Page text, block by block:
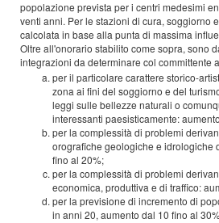
popolazione prevista per i centri medesimi
venti anni. Per le stazioni di cura, soggiorno
calcolata in base alla punta di massima
Oltre all'onorario stabilito come sopra, sono
integrazioni da determinare col committente
per il particolare carattere storico-
zona ai fini del soggiorno e del
leggi sulle bellezze naturali o
interessanti paesisticamente:
per la complessità di problemi
orografiche geologiche e idrologiche
fino al 20%;
per la complessità di problemi
economica, produttiva e di traffico:
per la previsione di incremento di
in anni 20, aumento dal 10 fino al